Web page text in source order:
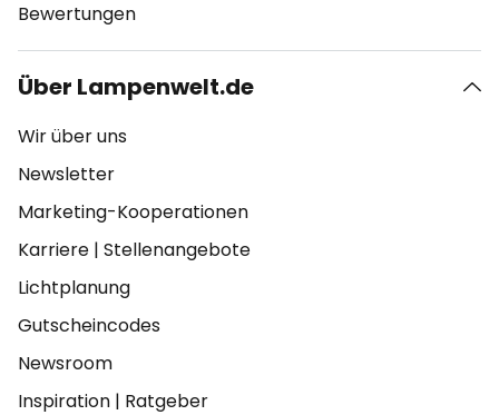
Bewertungen
Über Lampenwelt.de
Wir über uns
Newsletter
Marketing-Kooperationen
Karriere | Stellenangebote
Lichtplanung
Gutscheincodes
Newsroom
Inspiration | Ratgeber